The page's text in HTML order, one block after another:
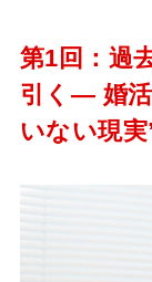
第1回：過
引く― 婚
いない現実